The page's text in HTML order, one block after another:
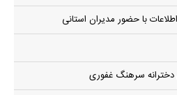
با حضور مدیران استانی
دخترانه سرهنگ غفوری